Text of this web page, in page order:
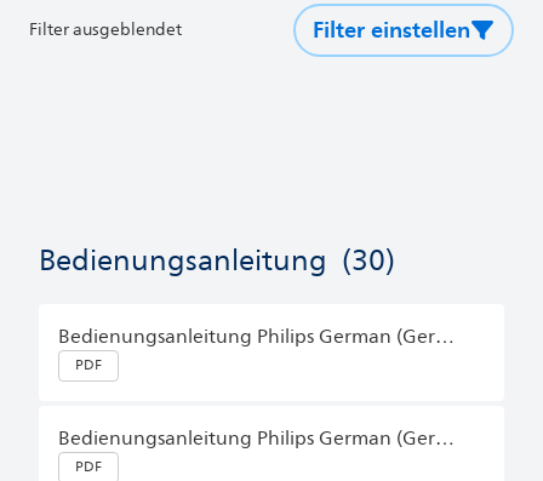
Filter ausgeblendet Filter einstellen
Bedienungsanleitung (30)
PDF
Bedienungsanleitung Philips German (Germany)
PDF
Bedienungsanleitung Philips German (Germany)